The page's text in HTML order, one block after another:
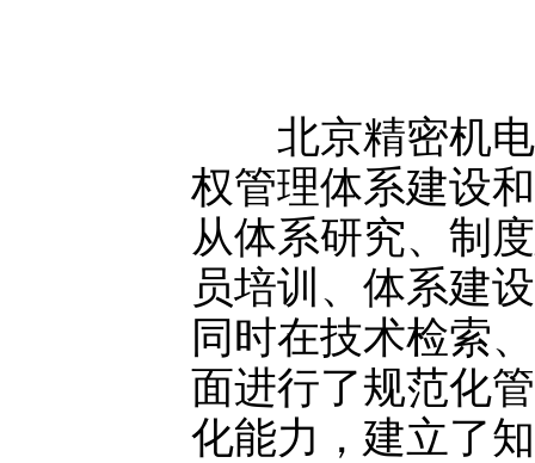
北京精密机电
权管理体系建设
从体系研究、制
员培训、体系建
同时在技术检索
面进行了规范化
化能力，建立了